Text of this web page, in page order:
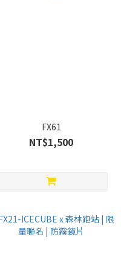
FX61
NT$1,500